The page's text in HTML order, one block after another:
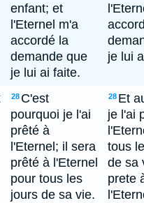
enfant; et
l'Eternel m'a
accordé la
demande que
je lui ai faite.
je lui
28 C'est
pourquoi je l'ai
prêté à
l'Eternel; il sera
prêté à l'Eternel
pour tous les
jours de sa vie.
28 Et
je l'ai
tous
de sa
prete